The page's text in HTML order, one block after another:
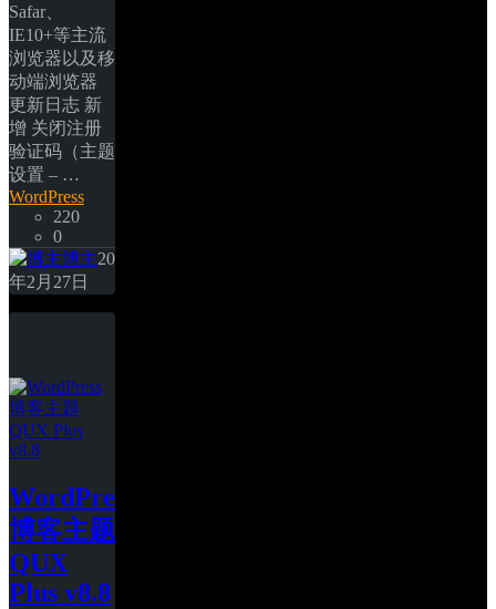
Safar、
IE10+等主流
浏览器以及移
动端浏览器
更新日志 新
增 关闭注册
验证码（主题
设置 – …
WordPress
220
0
博主20
年2月27日
WordPress
博客主题
QUX
Plus v8.8